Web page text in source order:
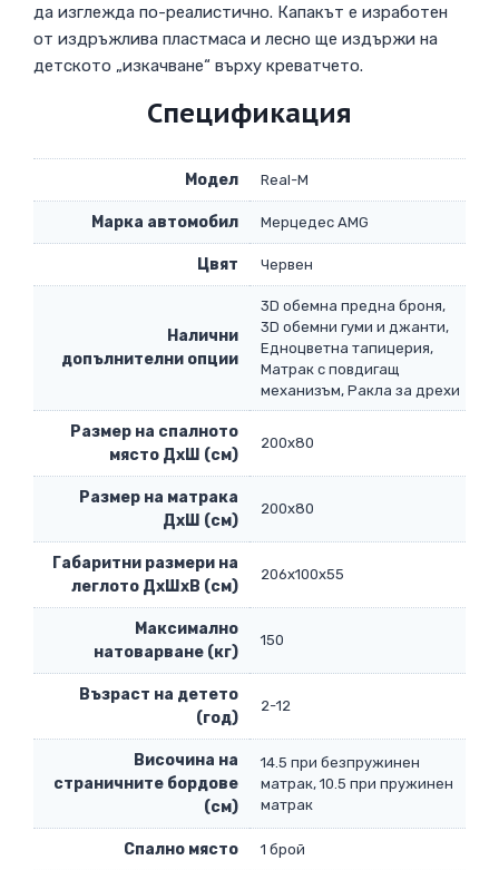
да изглежда по-реалистично. Капакът е изработен
от издръжлива пластмаса и лесно ще издържи на
детското „изкачване“ върху креватчето.
Спецификация
Модел Real-M
Марка автомобил Мерцедес AMG
Цвят Червен
Налични
допълнителни опции
3D обемна предна броня,
3D обемни гуми и джанти,
Едноцветна тапицерия,
Матрак с повдигащ
механизъм, Ракла за дрехи
Размер на спалното
място ДхШ (см)
200х80
Размер на матрака
ДхШ (см)
200х80
Габаритни размери на
леглото ДхШхВ (см)
206х100х55
Максимално
натоварване (кг)
150
Възраст на детето
(год)
2-12
Височина на
страничните бордове
(см)
14.5 при безпружинен
матрак, 10.5 при пружинен
матрак
Спално място 1 брой